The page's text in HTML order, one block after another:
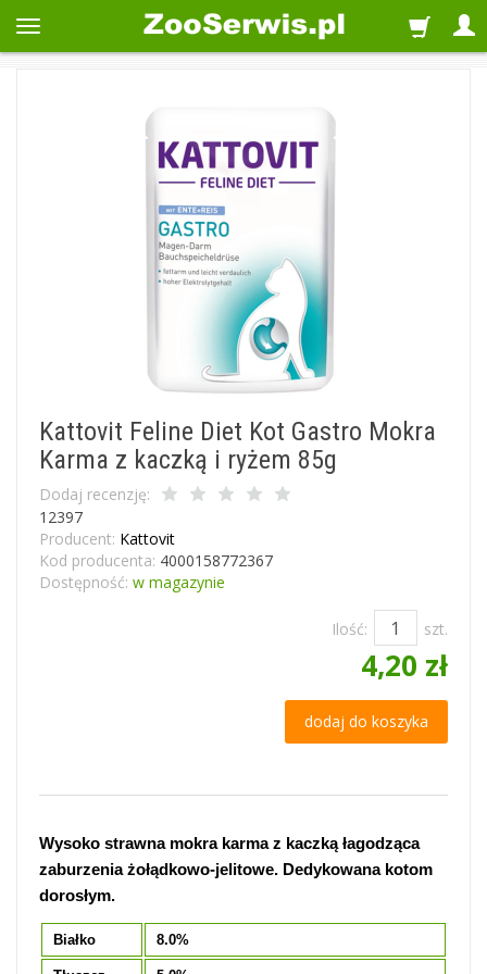
Kattovit Feline Diet Kot Gastro Mokra
Karma z kaczką i ryżem 85g
Dodaj recenzję:
12397
Producent: Kattovit
Kod producenta: 4000158772367
Dostępność: w magazynie
Ilość: szt.
4,20 zł
dodaj do koszyka
Wysoko strawna mokra karma z kaczką łagodząca
zaburzenia żołądkowo-jelitowe. Dedykowana kotom
dorosłym.
Białko 8.0%